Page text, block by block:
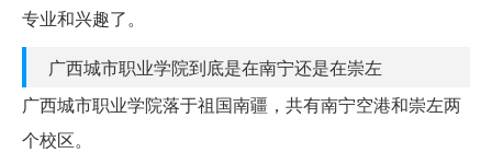
专业和兴趣了。
广西城市职业学院到底是在南宁还是在崇左
广西城市职业学院落于祖国南疆，共有南宁空港和崇左两
个校区。